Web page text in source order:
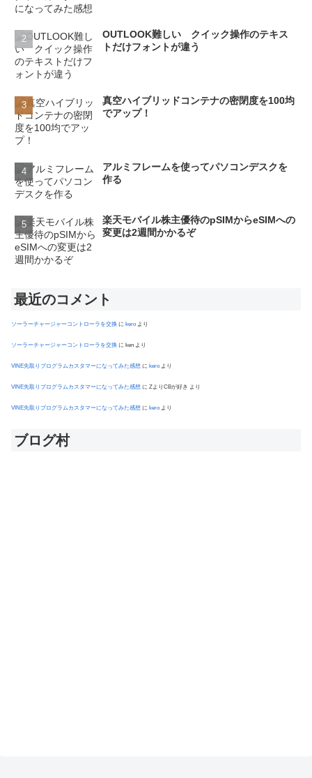
OUTLOOK難しい クイック操作のテキス
トだけフォントが違う
真空ハイブリッドコンテナの密閉度を100均
でアップ！
アルミフレームを使ってパソコンデスクを
作る
楽天モバイル株主優待のpSIMからeSIMへの
変更は2週間かかるぞ
最近のコメント
ソーラーチャージャーコントローラを交換 に kero より
ソーラーチャージャーコントローラを交換 に ken より
VINE先取りプログラムカスタマーになってみた感想 に kero より
VINE先取りプログラムカスタマーになってみた感想 に ZよりCBが好き より
VINE先取りプログラムカスタマーになってみた感想 に kero より
ブログ村